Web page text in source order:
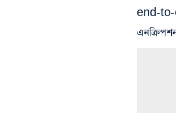
end-to-